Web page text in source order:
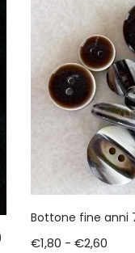
Bottone fine anni
€1,80 - €2,60